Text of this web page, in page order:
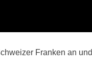
Franken an und